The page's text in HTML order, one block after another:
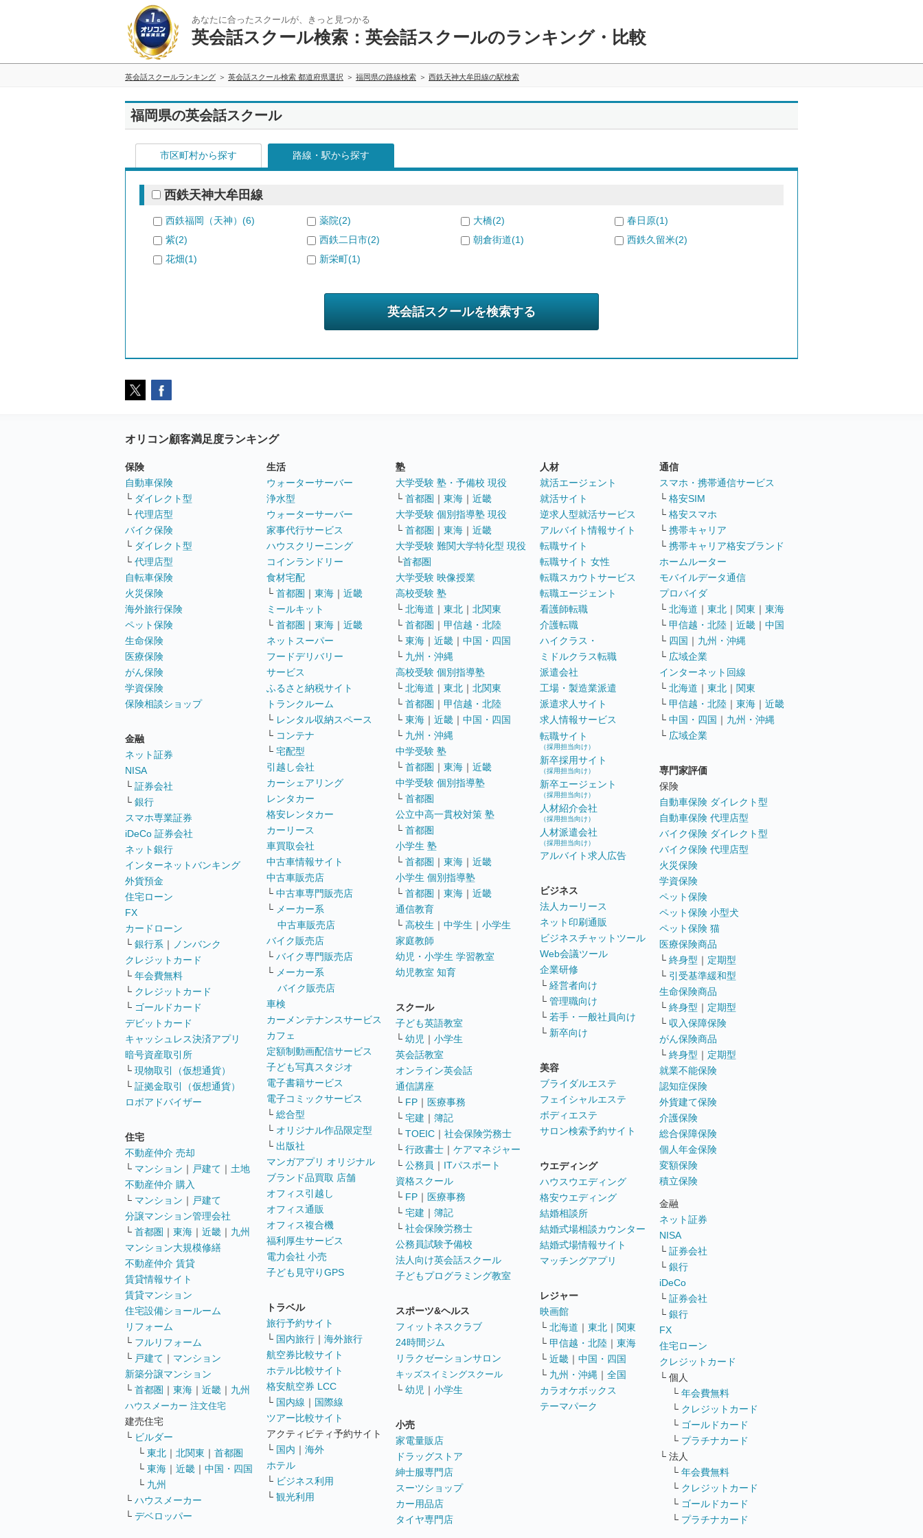
あなたに合ったスクールが、きっと見つかる
英会話スクール検索：英会話スクールのランキング・比較
英会話スクールランキング 英会話スクール検索 都道府県選択 福岡県の路線検索 西鉄天神大牟田線の駅検索
福岡県の英会話スクール
市区町村から探す 路線・駅から探す
西鉄天神大牟田線
西鉄福岡（天神）(6) 薬院(2) 大橋(2)
春日原(1)
紫(2)
西鉄二日市(2) 朝倉街道(1)
西鉄久留米(2)
花畑(1)
新栄町(1)
オリコン顧客満足度ランキング
保険
自動車保険
└ ダイレクト型
└ 代理店型
バイク保険
└ ダイレクト型
└ 代理店型
自転車保険
火災保険
海外旅行保険
ペット保険
生命保険
医療保険
がん保険
学資保険
保険相談ショップ
金融
ネット証券
NISA
└ 証券会社
└ 銀行
スマホ専業証券
iDeCo 証券会社
ネット銀行
インターネットバンキング
外貨預金
住宅ローン
FX
カードローン
└ 銀行系 ｜
ノンバンク
クレジットカード
└ 年会費無料
└ クレジットカード
└ ゴールドカード
デビットカード
キャッシュレス決済アプリ
暗号資産取引所
└ 現物取引（仮想通貨）
└ 証拠金取引（仮想通貨）
ロボアドバイザー
住宅
不動産仲介 売却
└ マンション ｜ 戸建て ｜ 土地
不動産仲介 購入
└ マンション ｜ 戸建て
分譲マンション管理会社
└ 首都圏 ｜ 東海 ｜ 近畿 ｜ 九州
マンション大規模修繕
不動産仲介 賃貸
賃貸情報サイト
賃貸マンション
住宅設備ショールーム
リフォーム
└ フルリフォーム
└ 戸建て ｜ マンション
新築分譲マンション
└ 首都圏 ｜ 東海 ｜ 近畿 ｜ 九州
ハウスメーカー 注文住宅
建売住宅
└ ビルダー
└ 東北 ｜ 北関東 ｜ 首都圏
└ 東海 ｜ 近畿 ｜ 中国・四国
└ 九州
└ ハウスメーカー
└ デベロッパー
生活
ウォーターサーバー
浄水型
ウォーターサーバー
家事代行サービス
ハウスクリーニング
コインランドリー
食材宅配
└ 首都圏 ｜ 東海 ｜ 近畿
ミールキット
└ 首都圏 ｜ 東海 ｜ 近畿
ネットスーパー
フードデリバリー
サービス
ふるさと納税サイト
トランクルーム
└ レンタル収納スペース
└ コンテナ
└ 宅配型
引越し会社
カーシェアリング
レンタカー
格安レンタカー
カーリース
車買取会社
中古車情報サイト
中古車販売店
└ 中古車専門販売店
└ メーカー系
中古車販売店
バイク販売店
└ バイク専門販売店
└ メーカー系
バイク販売店
車検
カーメンテナンスサービス
カフェ
定額制動画配信サービス
子ども写真スタジオ
電子書籍サービス
電子コミックサービス
└ 総合型
└ オリジナル作品限定型
└ 出版社
マンガアプリ オリジナル
ブランド品買取 店舗
オフィス引越し
オフィス通販
オフィス複合機
福利厚生サービス
電力会社 小売
子ども見守りGPS
トラベル
旅行予約サイト
└ 国内旅行 ｜ 海外旅行
航空券比較サイト
ホテル比較サイト
格安航空券 LCC
└ 国内線 ｜ 国際線
ツアー比較サイト
アクティビティ予約サイト
└ 国内 ｜ 海外
ホテル
└ ビジネス利用
└ 観光利用
塾
大学受験 塾・予備校 現役
└ 首都圏 ｜ 東海 ｜ 近畿
大学受験 個別指導塾 現役
└ 首都圏 ｜ 東海 ｜ 近畿
大学受験 難関大学特化型 現役
└首都圏
大学受験 映像授業
高校受験 塾
└ 北海道 ｜ 東北 ｜ 北関東
└ 首都圏 ｜ 甲信越・北陸
└ 東海 ｜ 近畿 ｜ 中国・四国
└ 九州・沖縄
高校受験 個別指導塾
└ 北海道 ｜ 東北 ｜ 北関東
└ 首都圏 ｜ 甲信越・北陸
└ 東海 ｜ 近畿 ｜ 中国・四国
└ 九州・沖縄
中学受験 塾
└ 首都圏 ｜ 東海 ｜ 近畿
中学受験 個別指導塾
└ 首都圏
公立中高一貫校対策 塾
└ 首都圏
小学生 塾
└ 首都圏 ｜ 東海 ｜ 近畿
小学生 個別指導塾
└ 首都圏 ｜ 東海 ｜ 近畿
通信教育
└ 高校生 ｜ 中学生 ｜ 小学生
家庭教師
幼児・小学生 学習教室
幼児教室 知育
スクール
子ども英語教室
└ 幼児 ｜ 小学生
英会話教室
オンライン英会話
通信講座
└ FP ｜ 医療事務
└ 宅建 ｜ 簿記
└ TOEIC ｜ 社会保険労務士
└ 行政書士 ｜ ケアマネジャー
└ 公務員 ｜ ITパスポート
資格スクール
└ FP ｜ 医療事務
└ 宅建 ｜ 簿記
└ 社会保険労務士
公務員試験予備校
法人向け英会話スクール
子どもプログラミング教室
スポーツ&ヘルス
フィットネスクラブ
24時間ジム
リラクゼーションサロン
キッズスイミングスクール
└ 幼児 ｜ 小学生
小売
家電量販店
ドラッグストア
紳士服専門店
スーツショップ
カー用品店
タイヤ専門店
人材
就活エージェント
就活サイト
逆求人型就活サービス
アルバイト情報サイト
転職サイト
転職サイト 女性
転職スカウトサービス
転職エージェント
看護師転職
介護転職
ハイクラス・
ミドルクラス転職
派遣会社
工場・製造業派遣
派遣求人サイト
求人情報サービス
転職サイト
（採用担当向け）
新卒採用サイト
（採用担当向け）
新卒エージェント
（採用担当向け）
人材紹介会社
（採用担当向け）
人材派遣会社
（採用担当向け）
アルバイト求人広告
ビジネス
法人カーリース
ネット印刷通販
ビジネスチャットツール
Web会議ツール
企業研修
└ 経営者向け
└ 管理職向け
└ 若手・一般社員向け
└ 新卒向け
美容
ブライダルエステ
フェイシャルエステ
ボディエステ
サロン検索予約サイト
ウエディング
ハウスウエディング
格安ウエディング
結婚相談所
結婚式場相談カウンター
結婚式場情報サイト
マッチングアプリ
レジャー
映画館
└ 北海道 ｜ 東北 ｜ 関東
└ 甲信越・北陸 ｜ 東海
└ 近畿 ｜ 中国・四国
└ 九州・沖縄 ｜ 全国
カラオケボックス
テーマパーク
通信
スマホ・携帯通信サービス
└ 格安SIM
└ 格安スマホ
└ 携帯キャリア
└ 携帯キャリア格安ブランド
ホームルーター
モバイルデータ通信
プロバイダ
└ 北海道 ｜ 東北 ｜ 関東 ｜ 東海
└ 甲信越・北陸 ｜ 近畿 ｜ 中国
└ 四国 ｜ 九州・沖縄
└ 広域企業
インターネット回線
└ 北海道 ｜ 東北 ｜ 関東
└ 甲信越・北陸 ｜ 東海 ｜ 近畿
└ 中国・四国 ｜ 九州・沖縄
└ 広域企業
専門家評価
保険
自動車保険 ダイレクト型
自動車保険 代理店型
バイク保険 ダイレクト型
バイク保険 代理店型
火災保険
学資保険
ペット保険
ペット保険 小型犬
ペット保険 猫
医療保険商品
└ 終身型 ｜ 定期型
└ 引受基準緩和型
生命保険商品
└ 終身型 ｜ 定期型
└ 収入保障保険
がん保険商品
└ 終身型 ｜ 定期型
就業不能保険
認知症保険
外貨建て保険
介護保険
総合保障保険
個人年金保険
変額保険
積立保険
金融
ネット証券
NISA
└ 証券会社
└ 銀行
iDeCo
└ 証券会社
└ 銀行
FX
住宅ローン
クレジットカード
└ 個人
└ 年会費無料
└ クレジットカード
└ ゴールドカード
└ プラチナカード
└ 法人
└ 年会費無料
└ クレジットカード
└ ゴールドカード
└ プラチナカード